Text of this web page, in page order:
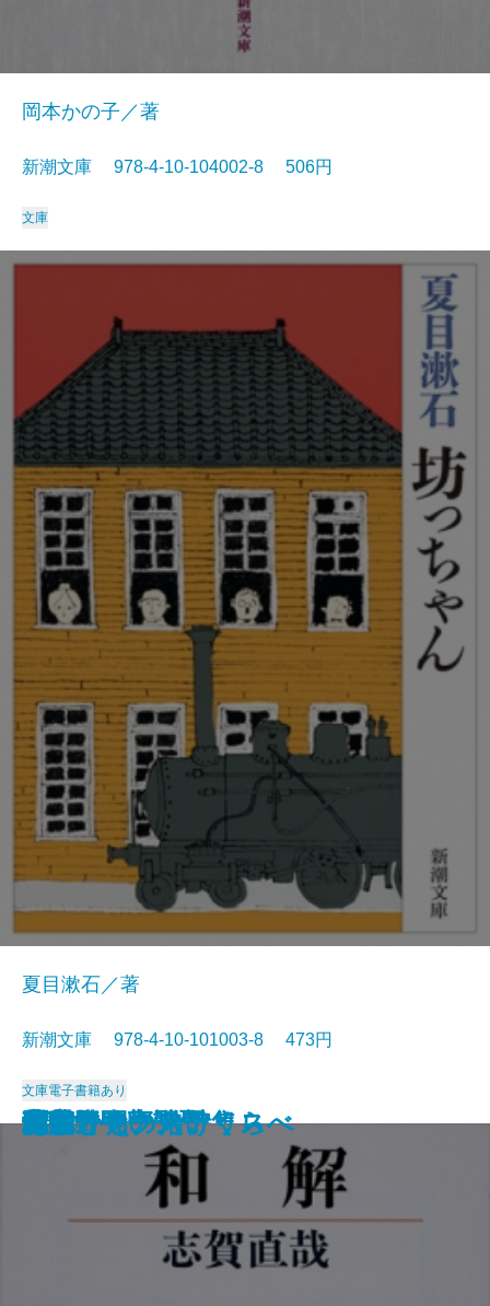
猟銃・闘牛
ヴェルレーヌ詩集
草枕
斜陽
高村光太郎詩集
歌行燈・高野聖
土
真実一路
老妓抄
岡本かの子／著
新潮文庫 978-4-10-104002-8 506円
文庫
坊っちゃん
夏目漱石／著
新潮文庫 978-4-10-101003-8 473円
文庫電子書籍あり
和解
ヰタ・セクスアリス
出家とその弟子
にごりえ・たけくらべ
武蔵野
白痴
青年
雁
それから
門